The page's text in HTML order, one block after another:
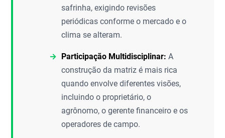
safrinha, exigindo revisões
periódicas conforme o mercado e o
clima se alteram.
Participação Multidisciplinar: A
construção da matriz é mais rica
quando envolve diferentes visões,
incluindo o proprietário, o
agrônomo, o gerente financeiro e os
operadores de campo.